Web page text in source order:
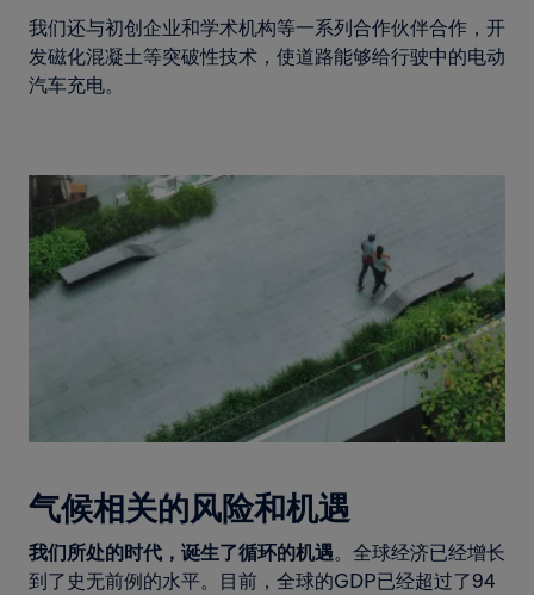
我们还与初创企业和学术机构等一系列合作伙伴合作，开
发磁化混凝土等突破性技术，使道路能够给行驶中的电动
汽车充电。
气候相关的风险和机遇
我们所处的时代，诞生了循环的机遇。全球经济已经增长
到了史无前例的水平。目前，全球的GDP已经超过了94